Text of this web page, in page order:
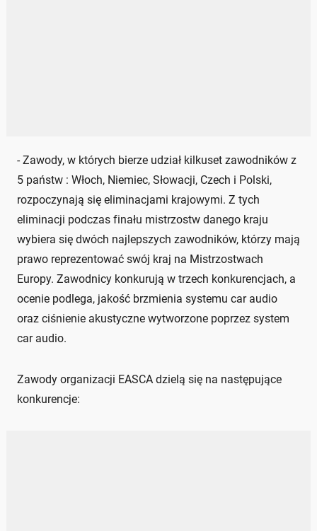
- Zawody, w których bierze udział kilkuset zawodników z
5 państw : Włoch, Niemiec, Słowacji, Czech i Polski,
rozpoczynają się eliminacjami krajowymi. Z tych
eliminacji podczas finału mistrzostw danego kraju
wybiera się dwóch najlepszych zawodników, którzy mają
prawo reprezentować swój kraj na Mistrzostwach
Europy. Zawodnicy konkurują w trzech konkurencjach, a
ocenie podlega, jakość brzmienia systemu car audio
oraz ciśnienie akustyczne wytworzone poprzez system
car audio.
Zawody organizacji EASCA dzielą się na następujące
konkurencje: